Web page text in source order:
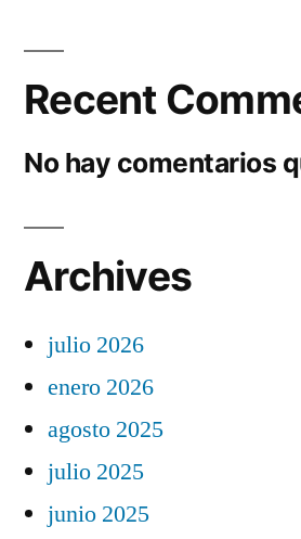
Recent
No hay comentarios
Archives
julio 2026
enero 2026
agosto 2025
julio 2025
junio 2025